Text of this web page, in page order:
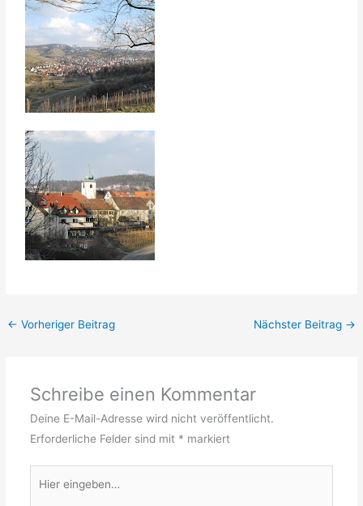
← Vorheriger Beitrag Nächster Beitrag →
Schreibe einen Kommentar
Deine E-Mail-Adresse wird nicht veröffentlicht.
Erforderliche Felder sind mit * markiert
eingeben…